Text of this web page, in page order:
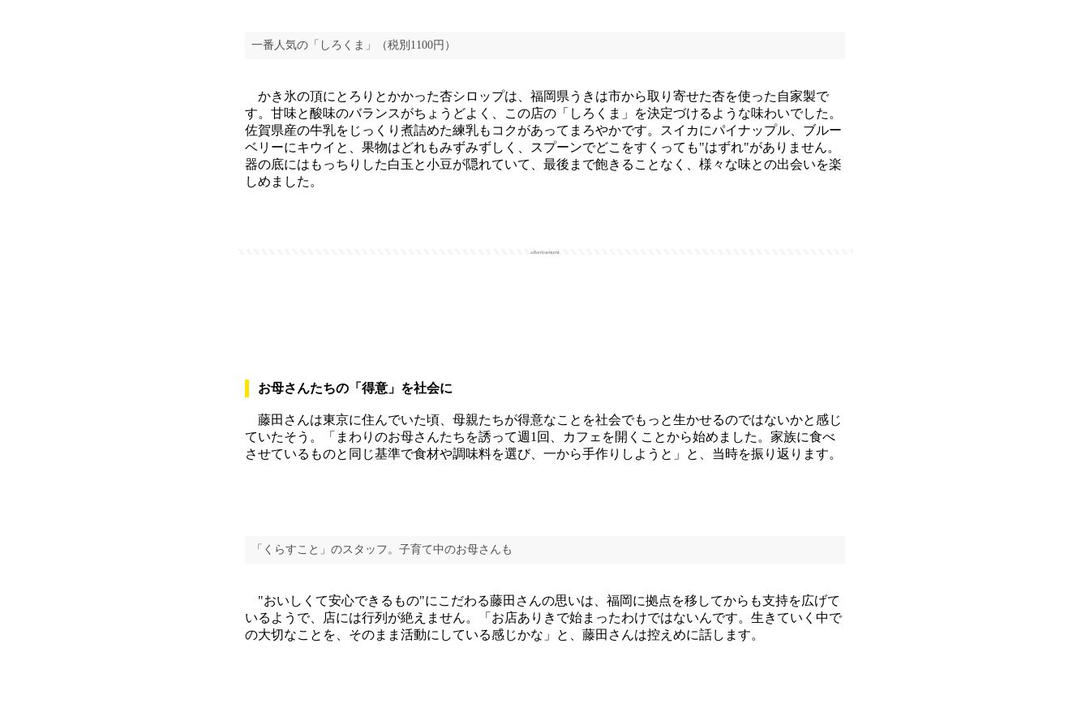
一番人気の「しろくま」（税別1100円）
かき氷の頂にとろりとかかった杏シロップは、福岡県うきは市から取り寄せた杏を使った自家製で
す。甘味と酸味のバランスがちょうどよく、この店の「しろくま」を決定づけるような味わいでした。
佐賀県産の牛乳をじっくり煮詰めた練乳もコクがあってまろやかです。スイカにパイナップル、ブルー
ベリーにキウイと、果物はどれもみずみずしく、スプーンでどこをすくっても"はずれ"がありません。
器の底にはもっちりした白玉と小豆が隠れていて、最後まで飽きることなく、様々な味との出会いを楽
しめました。
advertisement
お母さんたちの「得意」を社会に
藤田さんは東京に住んでいた頃、母親たちが得意なことを社会でもっと生かせるのではないかと感じ
ていたそう。「まわりのお母さんたちを誘って週1回、カフェを開くことから始めました。家族に食べ
させているものと同じ基準で食材や調味料を選び、一から手作りしようと」と、当時を振り返ります。
「くらすこと」のスタッフ。子育て中のお母さんも
"おいしくて安心できるもの"にこだわる藤田さんの思いは、福岡に拠点を移してからも支持を広げて
いるようで、店には行列が絶えません。「お店ありきで始まったわけではないんです。生きていく中で
の大切なことを、そのまま活動にしている感じかな」と、藤田さんは控えめに話します。